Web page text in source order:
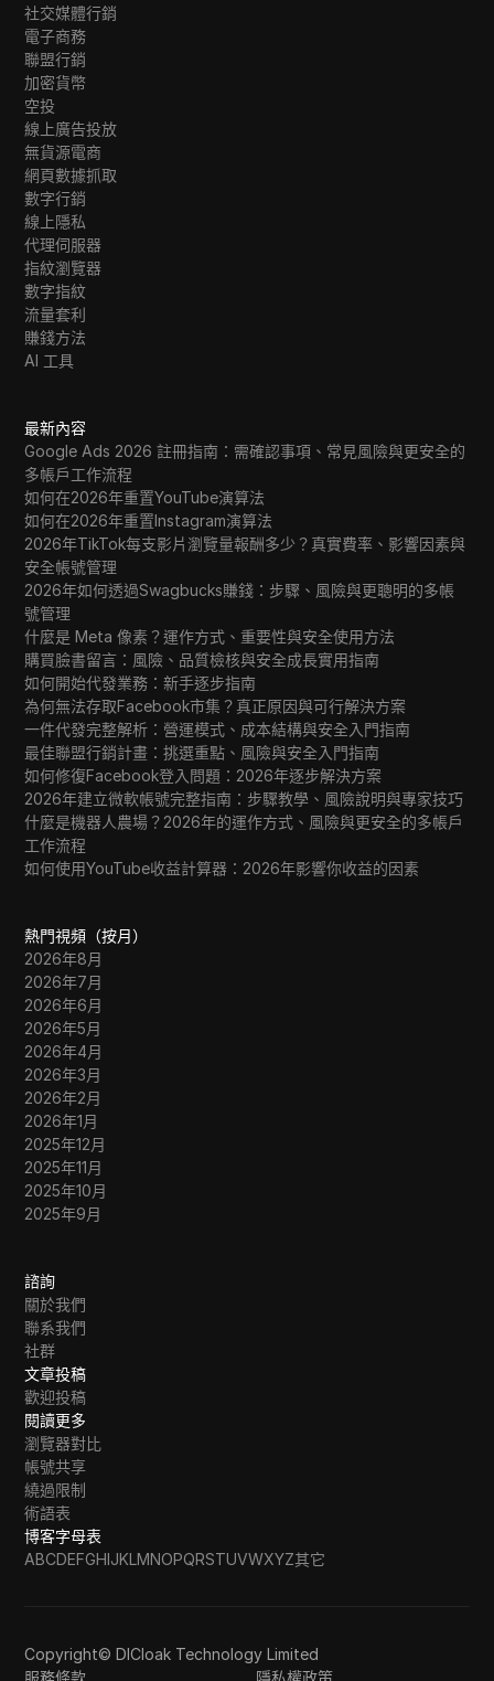
社交媒體行銷
電子商務
聯盟行銷
加密貨幣
空投
線上廣告投放
無貨源電商
網頁數據抓取
數字行銷
線上隱私
代理伺服器
指紋瀏覽器
數字指紋
流量套利
賺錢方法
AI 工具
最新內容
Google Ads 2026 註冊指南：需確認事項、常見風險與更安全的
多帳戶工作流程
如何在2026年重置YouTube演算法
如何在2026年重置Instagram演算法
2026年TikTok每支影片瀏覽量報酬多少？真實費率、影響因素與
安全帳號管理
2026年如何透過Swagbucks賺錢：步驟、風險與更聰明的多帳
號管理
什麼是 Meta 像素？運作方式、重要性與安全使用方法
購買臉書留言：風險、品質檢核與安全成長實用指南
如何開始代發業務：新手逐步指南
為何無法存取Facebook市集？真正原因與可行解決方案
一件代發完整解析：營運模式、成本結構與安全入門指南
最佳聯盟行銷計畫：挑選重點、風險與安全入門指南
如何修復Facebook登入問題：2026年逐步解決方案
2026年建立微軟帳號完整指南：步驟教學、風險說明與專家技巧
什麼是機器人農場？2026年的運作方式、風險與更安全的多帳戶
工作流程
如何使用YouTube收益計算器：2026年影響你收益的因素
熱門視頻（按月）
2026年8月
2026年7月
2026年6月
2026年5月
2026年4月
2026年3月
2026年2月
2026年1月
2025年12月
2025年11月
2025年10月
2025年9月
諮詢
關於我們
聯系我們
社群
文章投稿
歡迎投稿
閱讀更多
瀏覽器對比
帳號共享
繞過限制
術語表
博客字母表
ABCDEFGHIJKLMNOPQRSTUVWXYZ其它
Copyright© DICloak Technology Limited
服務條款
隱私權政策